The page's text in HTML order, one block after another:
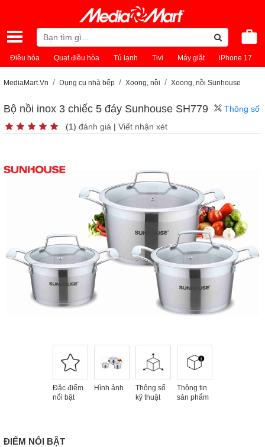
Điều hòa Quạt điều hòa Tủ lạnh Tivi Máy giặt iPhone 17
MediaMart.Vn Dụng cụ nhà bếp Xoong, nồi Xoong, nồi Sunhouse
Bộ nồi inox 3 chiếc 5 đáy Sunhouse SH779
(1) đánh giá | Viết nhận xét
Thông số
Đặc điểm
nổi bật
Hình ảnh
Thông số
kỹ thuật
Thông tin
sản phẩm
ĐIỂM NỔI BẬT